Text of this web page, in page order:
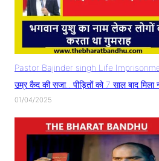
Pastor Bajinder singh Life
उम्र कैद की सजा.. पीड़ितों को 7 साल बाद मिला
01/04/2025